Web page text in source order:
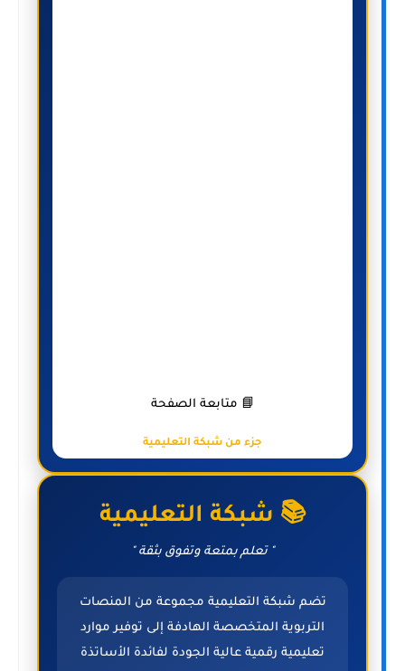
📘 متابعة الصفحة
جزء من شبكة التعليمية
📚 شبكة التعليمية
" تعلم بمتعة وتفوق بثقة "
تضم شبكة التعليمية مجموعة من المنصات
التربوية المتخصصة الهادفة إلى توفير موارد
تعليمية رقمية عالية الجودة لفائدة الأساتذة